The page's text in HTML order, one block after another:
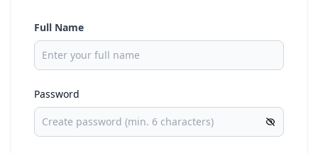
Full Name
Password